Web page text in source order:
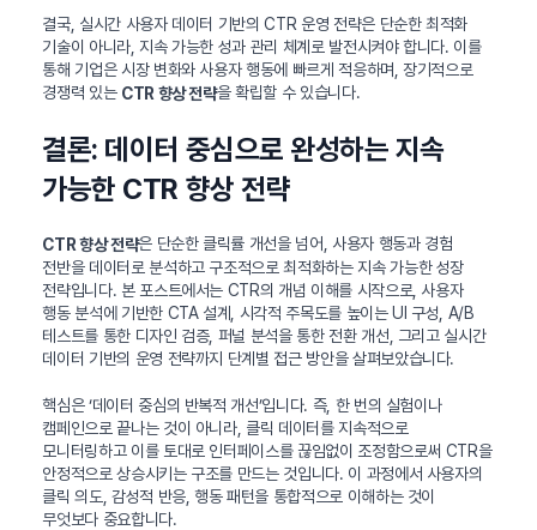
결국, 실시간 사용자 데이터 기반의 CTR 운영 전략은 단순한 최적화
기술이 아니라, 지속 가능한 성과 관리 체계로 발전시켜야 합니다. 이를
통해 기업은 시장 변화와 사용자 행동에 빠르게 적응하며, 장기적으로
경쟁력 있는 CTR 향상 전략을 확립할 수 있습니다.
결론: 데이터 중심으로 완성하는 지속
가능한 CTR 향상 전략
CTR 향상 전략은 단순한 클릭률 개선을 넘어, 사용자 행동과 경험
전반을 데이터로 분석하고 구조적으로 최적화하는 지속 가능한 성장
전략입니다. 본 포스트에서는 CTR의 개념 이해를 시작으로, 사용자
행동 분석에 기반한 CTA 설계, 시각적 주목도를 높이는 UI 구성, A/B
테스트를 통한 디자인 검증, 퍼널 분석을 통한 전환 개선, 그리고 실시간
데이터 기반의 운영 전략까지 단계별 접근 방안을 살펴보았습니다.
핵심은 ‘데이터 중심의 반복적 개선’입니다. 즉, 한 번의 실험이나
캠페인으로 끝나는 것이 아니라, 클릭 데이터를 지속적으로
모니터링하고 이를 토대로 인터페이스를 끊임없이 조정함으로써 CTR을
안정적으로 상승시키는 구조를 만드는 것입니다. 이 과정에서 사용자의
클릭 의도, 감성적 반응, 행동 패턴을 통합적으로 이해하는 것이
무엇보다 중요합니다.